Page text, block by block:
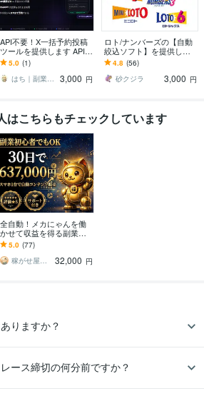
API不要！X一括予約投稿
ツールを提供します APIな
し・月額なし。予約だけ
して、あとは寝ろ。
5.0 (1)
はち｜副業・物販の自動化エンジニア
3,000 円
ロト/ナンバーズの【自動
絞込ソフト】を提供しま
す ☆★大人気の高精度ｿﾌ
ﾄです★☆
4.8 (56)
砂クジラ
3,000 円
はこちらもチェックしています
全自動！メカにゃんを働
かせて収益を得る副業教
えます スマホ１台｜超初
心者向け｜放置型副業｜
自動コンテンツ販売
5.0 (77)
稼がせ屋まさる｜プロマーケター｜２冠達成
32,000 円
りますか？
ース締切の何分前ですか？